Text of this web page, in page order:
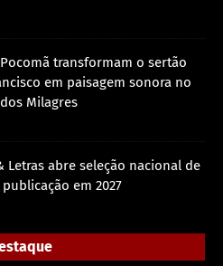
transformam o sertão
em paisagem sonora no
Milagres
Letras abre seleção nacional de
em 2027